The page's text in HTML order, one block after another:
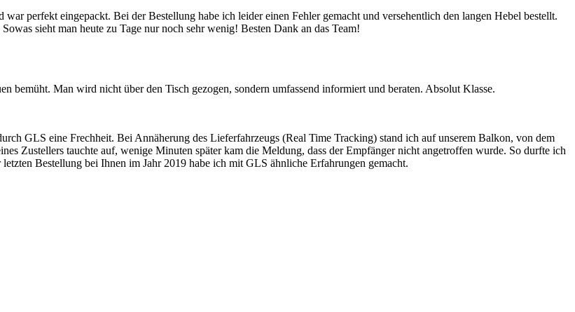
perfekt eingepackt. Bei der Bestellung habe ich leider einen Fehler gemacht und versehentlich den langen Hebel bestellt.
sieht man heute zu Tage nur noch sehr wenig! Besten Dank an das Team!
bemüht. Man wird nicht über den Tisch gezogen, sondern umfassend informiert und beraten. Absolut Klasse.
GLS eine Frechheit. Bei Annäherung des Lieferfahrzeugs (Real Time Tracking) stand ich auf unserem Balkon, von dem
Zustellers tauchte auf, wenige Minuten später kam die Meldung, dass der Empfänger nicht angetroffen wurde. So durfte ich
Bestellung bei Ihnen im Jahr 2019 habe ich mit GLS ähnliche Erfahrungen gemacht.